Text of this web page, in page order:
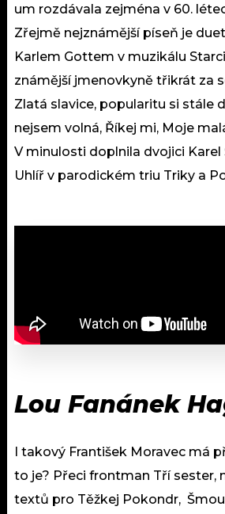
um rozdávala zejména v 60.
Zřejmě nejznámější píseň je
Karlem Gottem v muzikálu
známější jmenovkyně třikrát za
Zlatá slavice, popularitu si stále
nejsem volná, Říkej mi, Moje
V minulosti doplnila dvojici Karel
Uhlíř v parodickém triu Triky a
Lou Fanánek
I takový František Moravec má
to je? Přeci frontman Tří sester,
textů pro Těžkej Pokondr,